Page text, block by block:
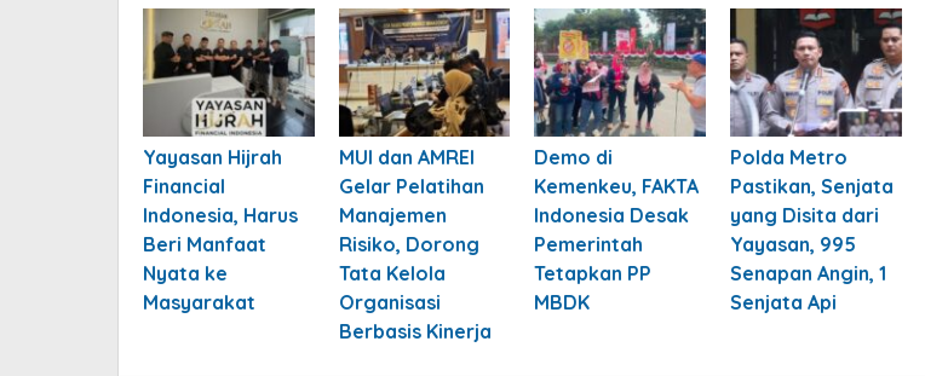
Yayasan Hijrah
Financial
Indonesia, Harus
Beri Manfaat
Nyata ke
Masyarakat
MUI dan AMREI
Gelar Pelatihan
Manajemen
Risiko, Dorong
Tata Kelola
Organisasi
Berbasis Kinerja
Demo di
Kemenkeu, FAKTA
Indonesia Desak
Pemerintah
Tetapkan PP
MBDK
Polda Metro
Pastikan, Senjata
yang Disita dari
Yayasan, 995
Senapan Angin, 1
Senjata Api